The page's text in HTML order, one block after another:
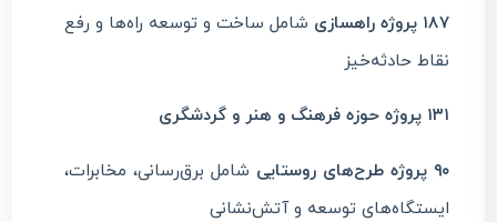
۱۸۷ پروژه راهسازی
شامل ساخت و توسعه راه‌ها و رفع
نقاط حادثه‌خیز
۱۳۱ پروژه حوزه فرهنگ و هنر و گردشگری
۹۰ پروژه طرح‌های روستایی
شامل برق‌رسانی، مخابرات،
ایستگاه‌های توسعه و آتش‌نشانی